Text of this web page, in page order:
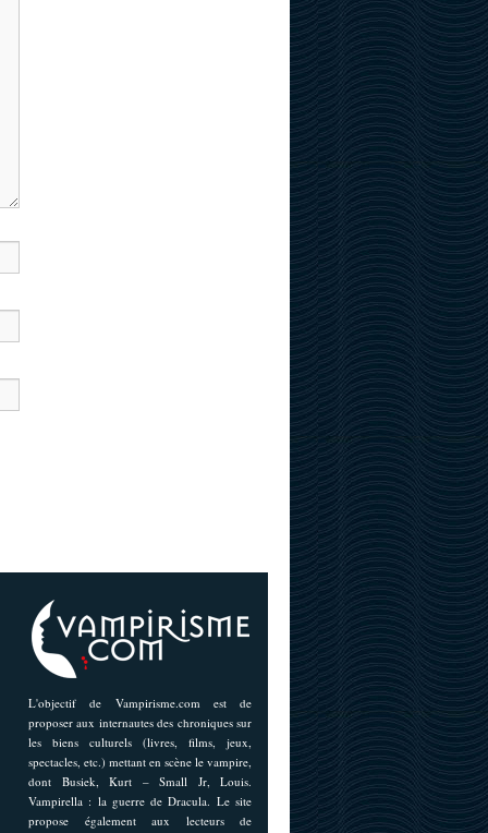
L'objectif de Vampirisme.com est de
proposer aux internautes des chroniques sur
les biens culturels (livres, films, jeux,
spectacles, etc.) mettant en scène le vampire,
dont Busiek, Kurt – Small Jr, Louis.
Vampirella : la guerre de Dracula. Le site
propose également aux lecteurs de